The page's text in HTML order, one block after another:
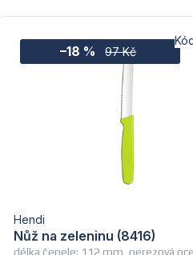
97 Kč
–18 %
délka čepele: 112 mm, nerezová
Nůž na zeleninu (8416)
Hendi